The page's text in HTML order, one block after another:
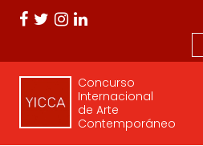
Concurso
Internacional
de Arte
Contemporáneo